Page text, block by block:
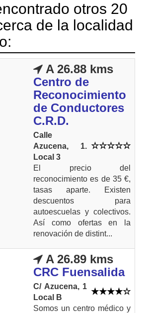
otros 20
de la localidad
A 26.88 kms
Centro de
Reconocimiento
de Conductores
C.R.D.
Calle
Azucena, 1.
Local 3
El precio del
reconocimiento es de 35 €,
tasas aparte. Existen
descuentos para
autoescuelas y colectivos.
Así como ofertas en la
renovación de distint...
A 26.89 kms
CRC Fuensalida
C/ Azucena, 1
Local B
Somos un centro médico y